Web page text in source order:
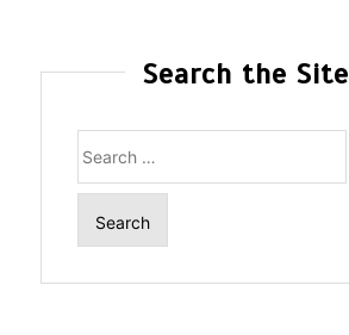
Search the Site
for: